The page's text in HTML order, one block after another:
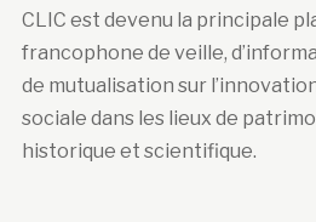
CLIC est devenu la principale
francophone de veille,
de mutualisation sur
sociale dans les lieux de
historique et scientifique.